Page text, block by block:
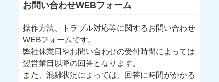
お問い合わせWEBフォーム
操作方法、トラブル対応等に関するお問い合わせ
WEBフォームです。
弊社休業日やお問い合わせの受付時間によっては
翌営業日以降の回答となります。
また、混雑状況によっては、回答に時間がかかる